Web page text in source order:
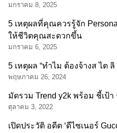
มกราคม 8, 2025
5 เหตุผลที่คุณควรรู้จัก
ให้ชีวิตคุณสะดวกขึ้น
มกราคม 6, 2025
5 เหตุผล “ทำไม ต้องจ้างส ไต
พฤษภาคม 26, 2024
มัดรวม Trend y2k พร้อม ชี้เป้า
ตุลาคม 3, 2022
เปิดประวัติ อดีต ‘ดีไซเนอร์